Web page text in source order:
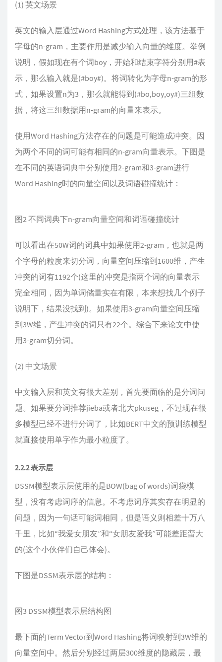
(1) 英文场景
英文的输入层通过Word Hashing方式处理，该方法基于
字母的n-gram，主要作用是减少输入向量的维度。举例
说明，假如现在有个词boy，开始和结束字符分别用#表
示，那么输入就是(#boy#)。将词转化为字母n-gram的形
式，如果设置n为3，那么就能得到(#bo,boy,oy#)三组数
据，将这三组数据用n-gram的向量来表示。
使用Word Hashing方法存在的问题是可能造成冲突。因
为两个不同的词可能有相同的n-gram向量表示。下图是
在不同的英语词典中分别使用2-gram和3-gram进行
Word Hashing时的向量空间以及词语碰撞统计：
图2 不同词典下n-gram向量空间和词语碰撞统计
可以看出在50W词的词典中如果使用2-gram，也就是两
个字母的粒度来切分词，向量空间压缩到1600维，产生
冲突的词有1192个(这里的冲突是指两个词的向量表示
完全相同，因为单词储量实在有限，本来想找几个例子
说明下，结果没找到)。如果使用3-gram向量空间压缩
到3W维，产生冲突的词只有22个。综合下来论文中使
用3-gram切分词。
(2) 中文场景
中文输入层和英文有很大差别，首先要面临的是分词问
题。如果要分词推荐jieba或者北大pkuseg，不过现在很
多模型已经不进行分词了，比如BERT中文的预训练模型
就直接使用单字作为最小粒度了。
2.2.2 表示层
DSSM模型表示层使用的是BOW(bag of words)词袋模
型，没有考虑词序的信息。不考虑词序其实存在明显的
问题，因为一句话可能词相同，但是语义则相差十万八
千里，比如“我爱女朋友”和“女朋友爱我”可能差距蛮大
的(这个小伙伴们自己体会)。
下图是DSSM表示层的结构：
图3 DSSM模型表示层结构图
最下面的Term Vector到Word Hashing将词映射到3W维的
向量空间中。然后分别经过两层300维度的隐藏层，最